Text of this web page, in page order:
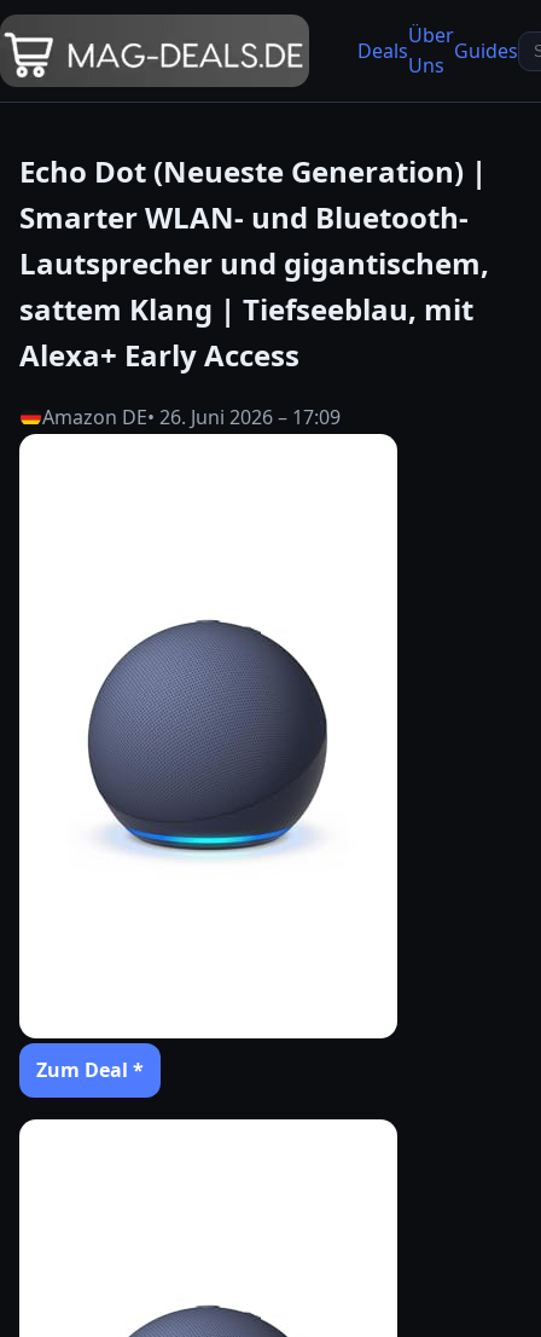
Deals
Über
Uns
Guides
Echo Dot (Neueste Generation) |
Smarter WLAN- und Bluetooth-
Lautsprecher und gigantischem,
sattem Klang | Tiefseeblau, mit
Alexa+ Early Access
Amazon DE• 26. Juni 2026 – 17:09
Zum Deal *